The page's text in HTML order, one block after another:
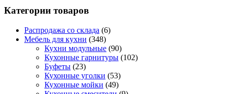
Категории товаров
Распродажа со склада (6)
Мебель для кухни (348)
Кухни модульные (90)
Кухонные гарнитуры (102)
Буфеты (23)
Кухонные уголки (53)
Кухонные мойки (49)